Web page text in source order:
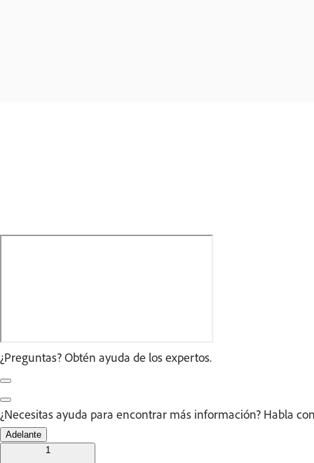
¿Preguntas? Obtén ayuda de los expertos.
¿Necesitas ayuda para encontrar más información? Habla
Adelante
1